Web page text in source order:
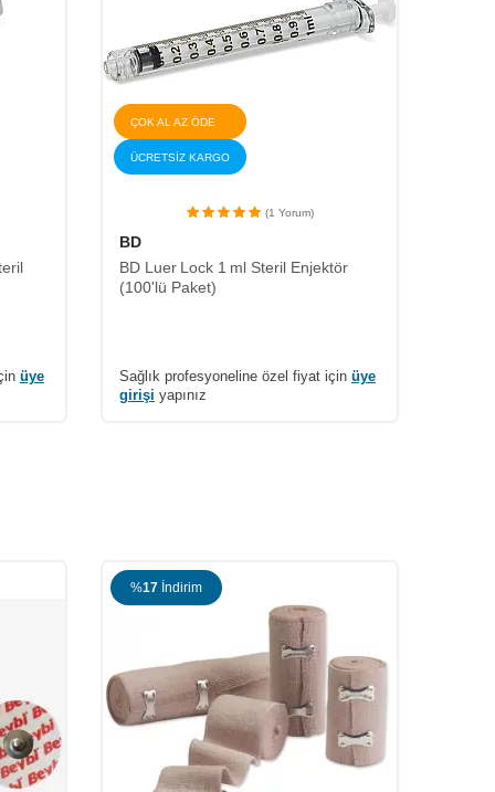
üye
ÇOK AL AZ ÖDE
ÜCRETSİZ KARGO
(1 Yorum)
BD
BD Luer Lock 1 ml Steril Enjektör
(100'lü Paket)
Sağlık profesyoneline özel fiyat için üye
girişi yapınız
%17 İndirim